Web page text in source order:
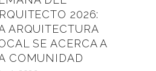
2026:
ARQUITECTURA
SE ACERCA A
COMUNIDAD